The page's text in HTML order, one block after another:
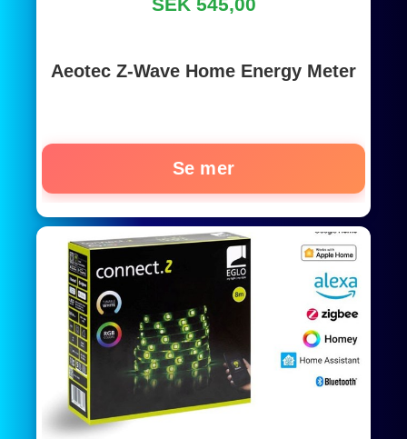
SEK 545,00
Aeotec Z-Wave Home Energy Meter
Se mer